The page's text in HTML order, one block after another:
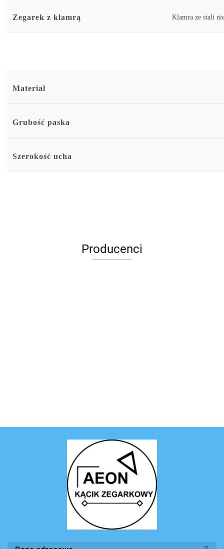
Zegarek z klamrą Klamra ze stali
Materiał
Grubość paska
Szerokość ucha
Producenci